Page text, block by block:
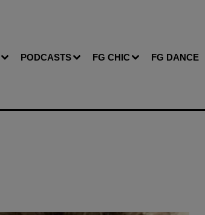
PODCASTS FG CHIC FG DANCE